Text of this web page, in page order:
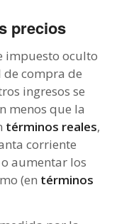
precios
impuesto oculto
compra de
ingresos se
menos que la
términos reales,
corriente
aumentar los
(en términos